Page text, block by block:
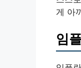
게 아
임